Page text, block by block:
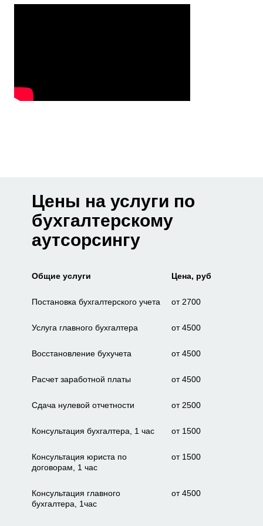
Цены на услуги по
бухгалтерскому
аутсорсингу
Общие услуги Цена, руб
Постановка бухгалтерского учета от 2700
Услуга главного бухгалтера от 4500
Восстановление бухучета от 4500
Расчет заработной платы от 4500
Сдача нулевой отчетности от 2500
Консультация бухгалтера, 1 час от 1500
Консультация юриста по
договорам, 1 час
от 1500
Консультация главного
бухгалтера, 1час
от 4500